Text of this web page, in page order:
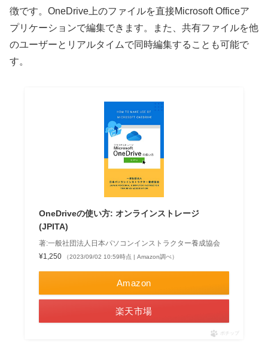
徴です。OneDrive上のファイルを直接Microsoft Officeア
プリケーションで編集できます。また、共有ファイルを他
のユーザーとリアルタイムで同時編集することも可能で
す。
OneDriveの使い方: オンラインストレージ
(JPITA)
著:一般社団法人日本パソコンインストラクター養成協会
¥1,250
（2023/09/02 10:59時点 | Amazon調べ）
Amazon
楽天市場
ポチップ